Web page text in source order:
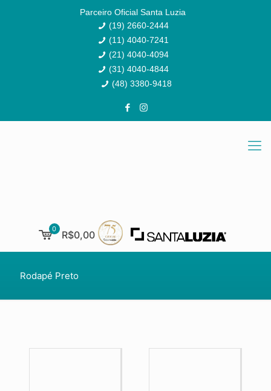
Parceiro Oficial Santa Luzia
(19) 2660-2444
(11) 4040-7241
(21) 4040-4094
(31) 4040-4844
(48) 3380-9418
0 R$0,00
Rodapé Preto